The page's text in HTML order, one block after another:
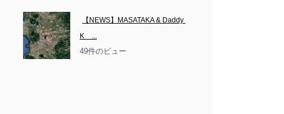
【NEWS】MASATAKA & Daddy
K　...
49件のビュー